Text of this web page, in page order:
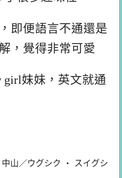
即便語言不通還是
，覺得非常可愛
girl妹妹，英文就通
山／ウグシク ‧ スイグシ